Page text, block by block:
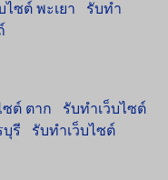
ไซต์ พะเยา
รับทำ
ซต์ ตาก
รับทำเว็บไซต์
บุรี
รับทำเว็บไซต์